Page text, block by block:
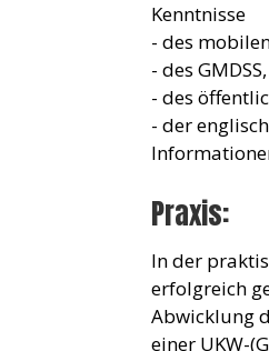
Kenntnisse
- des
- des GMDSS,
- des
- der
Praxis:
In der
erfolgreich
Abwicklung
einer UKW-